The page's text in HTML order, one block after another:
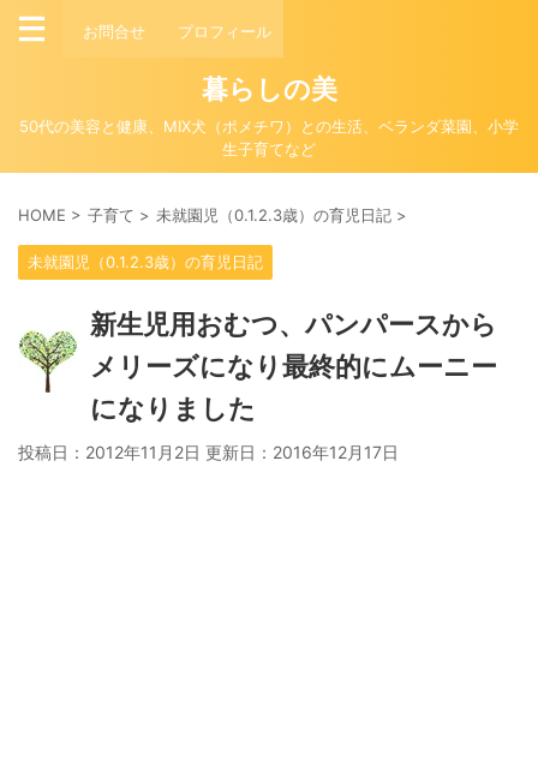
お問合せ プロフィール
暮らしの美
50代の美容と健康、MIX犬（ポメチワ）との生活、ベランダ菜園、小学
生子育てなど
HOME > 子育て > 未就園児（0.1.2.3歳）の育児日記 >
未就園児（0.1.2.3歳）の育児日記
新生児用おむつ、パンパースから
メリーズになり最終的にムーニー
になりました
投稿日：2012年11月2日 更新日： 2016年12月17日